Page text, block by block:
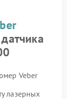
Veber
лазерных